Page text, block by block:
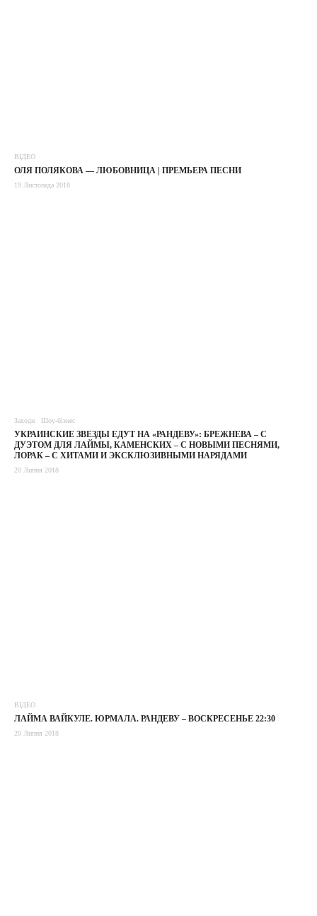
ВІДЕО
ОЛЯ ПОЛЯКОВА — ЛЮБОВНИЦА | ПРЕМЬЕРА ПЕСНИ
19 Листопада 2018
Заходи Шоу-бізнес
УКРАИНСКИЕ ЗВЕЗДЫ ЕДУТ НА «РАНДЕВУ»: БРЕЖНЕВА – С
ДУЭТОМ ДЛЯ ЛАЙМЫ, КАМЕНСКИХ – С НОВЫМИ ПЕСНЯМИ,
ЛОРАК – С ХИТАМИ И ЭКСКЛЮЗИВНЫМИ НАРЯДАМИ
20 Липня 2018
ВІДЕО
ЛАЙМА ВАЙКУЛЕ. ЮРМАЛА. РАНДЕВУ – ВОСКРЕСЕНЬЕ 22:30
20 Липня 2018